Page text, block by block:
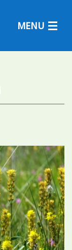
MENU